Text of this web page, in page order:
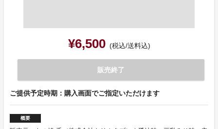
¥6,500 (税込/送料込)
販売終了
ご提供予定時期：購入画面でご指定いただけます
概要